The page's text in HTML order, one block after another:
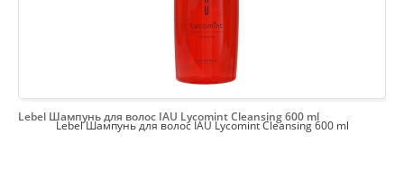
Lebel Шампунь для волос IAU Lycomint Cleansing 600 ml
Lebel Шампунь для волос IAU Lycomint Cleansing 600 ml